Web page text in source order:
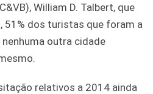
William D. Talbert, que
51% dos turistas que foram a
outra cidade
relativos a 2014 ainda